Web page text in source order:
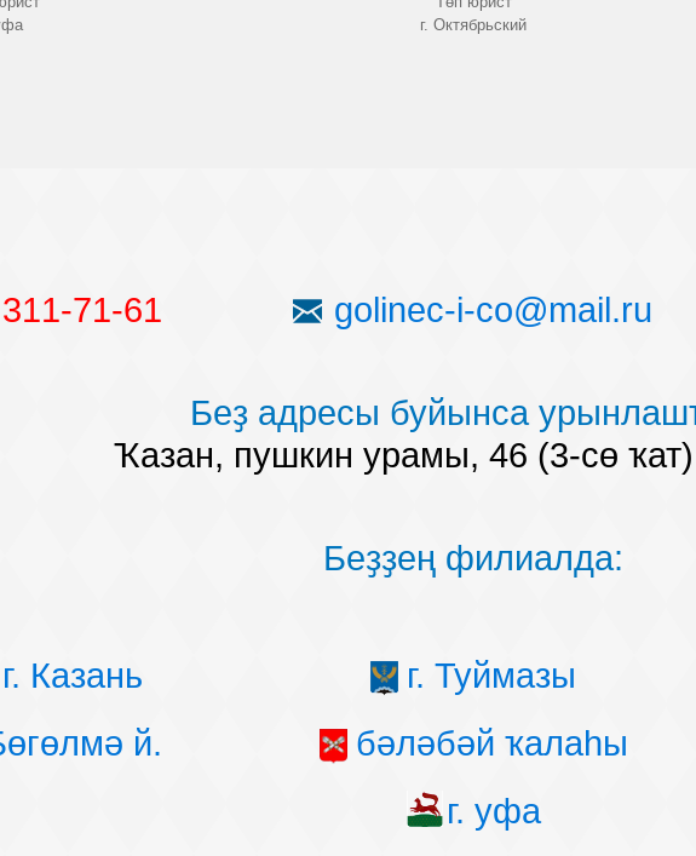
г. Октябрьский
71-61 golinec-i-co@mail.ru
Беҙ адресы буйынса
Ҡазан, пушкин урамы, 46 (3-сө
Беҙҙең филиалда:
г. Казань г. Туймазы
й.
бәләбәй ҡалаһы
г. уфа